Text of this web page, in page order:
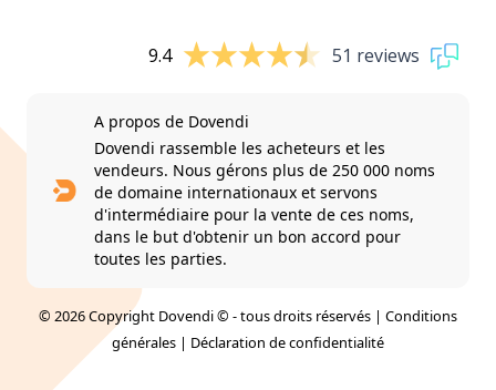
9.4 51 reviews
A propos de Dovendi
Dovendi rassemble les acheteurs et les
vendeurs. Nous gérons plus de 250 000 noms
de domaine internationaux et servons
d'intermédiaire pour la vente de ces noms,
dans le but d'obtenir un bon accord pour
toutes les parties.
© 2026 Copyright Dovendi © - tous droits réservés | Conditions
générales | Déclaration de confidentialité